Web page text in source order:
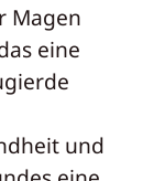
Magen
eine
und